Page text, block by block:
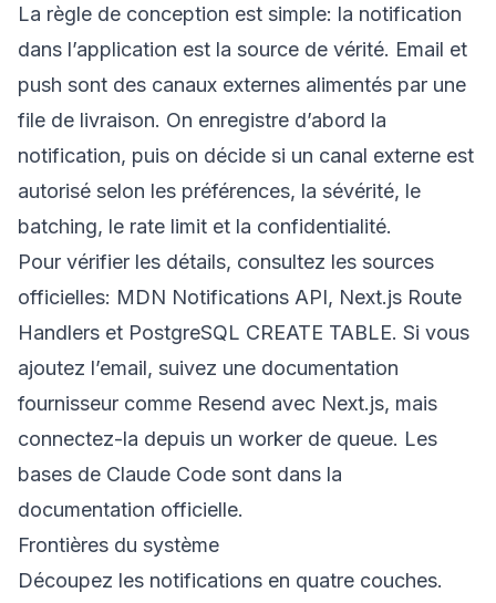
La règle de conception est simple: la notification
dans l’application est la source de vérité. Email et
push sont des canaux externes alimentés par une
file de livraison. On enregistre d’abord la
notification, puis on décide si un canal externe est
autorisé selon les préférences, la sévérité, le
batching, le rate limit et la confidentialité.
Pour vérifier les détails, consultez les sources
officielles: MDN Notifications API, Next.js Route
Handlers et PostgreSQL CREATE TABLE. Si vous
ajoutez l’email, suivez une documentation
fournisseur comme Resend avec Next.js, mais
connectez-la depuis un worker de queue. Les
bases de Claude Code sont dans la
documentation officielle.
Frontières du système
Découpez les notifications en quatre couches.